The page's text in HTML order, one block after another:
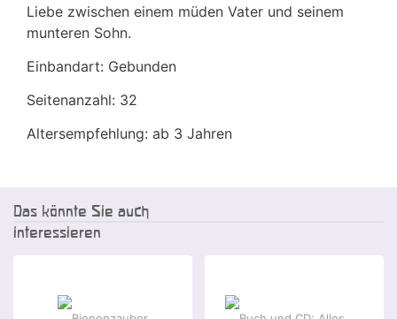
Liebe zwischen einem müden Vater und seinem
munteren Sohn.
Einbandart: Gebunden
Seitenanzahl: 32
Altersempfehlung: ab 3 Jahren
Das könnte Sie auch
interessieren